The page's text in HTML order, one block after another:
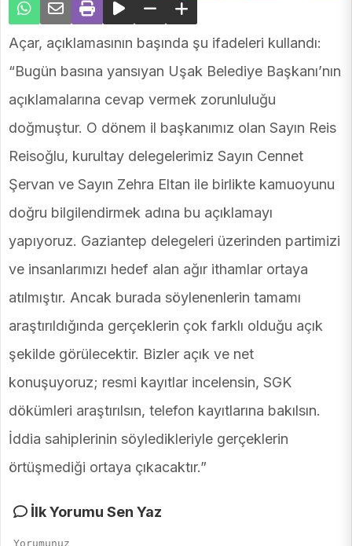
Açar, açıklamasının başında şu ifadeleri kullandı:
“Bugün basına yansıyan Uşak Belediye Başkanı’nın
açıklamalarına cevap vermek zorunluluğu
doğmuştur. O dönem il başkanımız olan Sayın Reis
Reisoğlu, kurultay delegelerimiz Sayın Cennet
Şervan ve Sayın Zehra Eltan ile birlikte kamuoyunu
doğru bilgilendirmek adına bu açıklamayı
yapıyoruz. Gaziantep delegeleri üzerinden partimizi
ve insanlarımızı hedef alan ağır ithamlar ortaya
atılmıştır. Ancak burada söylenenlerin tamamı
araştırıldığında gerçeklerin çok farklı olduğu açık
şekilde görülecektir. Bizler açık ve net
konuşuyoruz; resmi kayıtlar incelensin, SGK
dökümleri araştırılsın, telefon kayıtlarına bakılsın.
İddia sahiplerinin söyledikleriyle gerçeklerin
örtüşmediği ortaya çıkacaktır.”
İlk Yorumu Sen Yaz